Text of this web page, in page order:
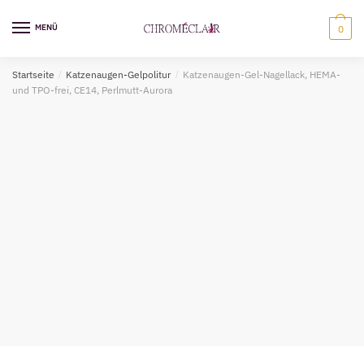
Navigation
Inhalt MENÜ 0
Startseite / Katzenaugen-Gelpolitur / Katzenaugen-Gel-Nagellack, HEMA-
und TPO-frei, CE14, Perlmutt-Aurora